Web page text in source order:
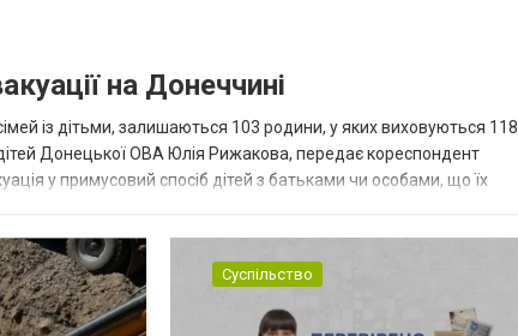
на Донеччині
із дітьми, залишаються 103 родини, у яких виховуються 118
Донецької ОВА Юлія Рижакова, передає кореспондент
у примусовий спосіб дітей з батьками чи особами, що їх
Суспільство